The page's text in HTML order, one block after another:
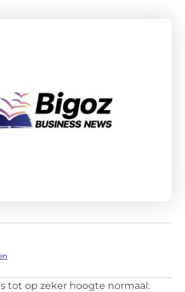
tot op zeker hoogte normaal: